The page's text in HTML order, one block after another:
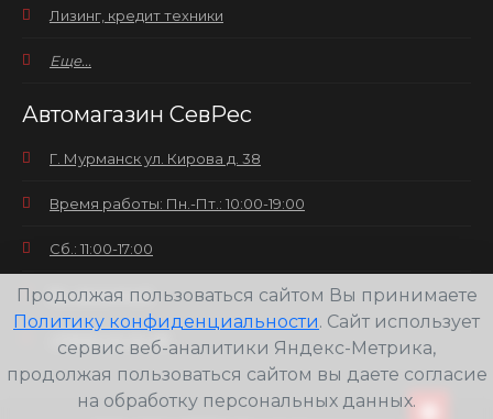
Лизинг, кредит техники
Еще...
Автомагазин СевРес
Г. Мурманск ул. Кирова д. 38
Время работы: Пн.-Пт.: 10:00-19:00
Сб.: 11:00-17:00
Вс.: выходной
+7(8152) 25-30-58
Продолжая пользоваться сайтом Вы принимаете
Политику конфиденциальности. Сайт использует
сервис веб-аналитики Яндекс-Метрика,
продолжая пользоваться сайтом вы даете согласие
на обработку персональных данных.